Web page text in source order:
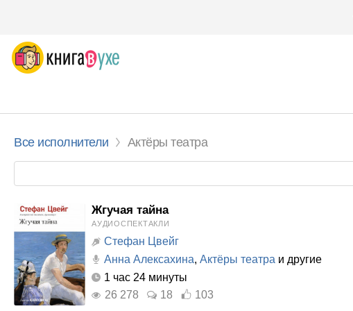
Все исполнители Актёры театра
Жгучая тайна
АУДИОСПЕКТАКЛИ
Стефан Цвейг
Анна Алексахина, Актёры театра и другие
1 час 24 минуты
26 278
18 103